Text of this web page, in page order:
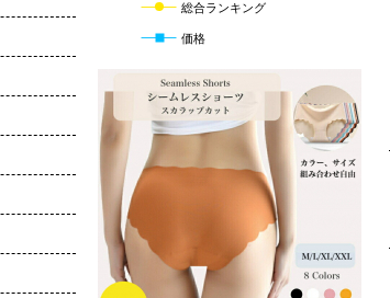
総合ランキング
価格